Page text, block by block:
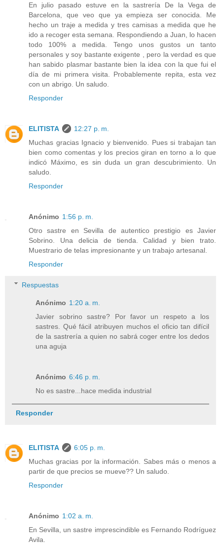
En julio pasado estuve en la sastrería De la Vega de
Barcelona, que veo que ya empieza ser conocida. Me
hecho un traje a medida y tres camisas a medida que he
ido a recoger esta semana. Respondiendo a Juan, lo hacen
todo 100% a medida. Tengo unos gustos un tanto
personales y soy bastante exigente , pero la verdad es que
han sabido plasmar bastante bien la idea con la que fui el
día de mi primera visita. Probablemente repita, esta vez
con un abrigo. Un saludo.
Responder
ELITISTA
12:27 p. m.
Muchas gracias Ignacio y bienvenido. Pues si trabajan tan
bien como comentas y los precios giran en torno a lo que
indicó Máximo, es sin duda un gran descubrimiento. Un
saludo.
Responder
Anónimo 1:56 p. m.
Otro sastre en Sevilla de autentico prestigio es Javier
Sobrino. Una delicia de tienda. Calidad y bien trato.
Muestrario de telas impresionante y un trabajo artesanal.
Responder
Respuestas
Anónimo 1:20 a. m.
Javier sobrino sastre? Por favor un respeto a los
sastres. Qué fácil atribuyen muchos el oficio tan difícil
de la sastrería a quien no sabrá coger entre los dedos
una aguja
Anónimo 6:46 p. m.
No es sastre...hace medida industrial
Responder
ELITISTA
6:05 p. m.
Muchas gracias por la información. Sabes más o menos a
partir de que precios se mueve?? Un saludo.
Responder
Anónimo 1:02 a. m.
En Sevilla, un sastre imprescindible es Fernando Rodríguez
Avila.